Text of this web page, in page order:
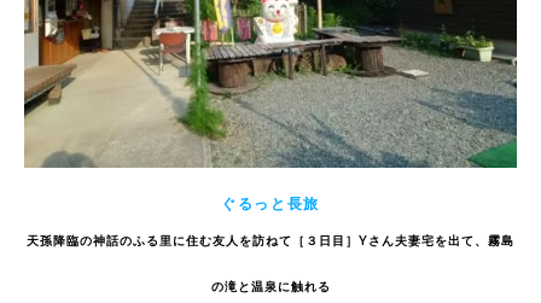
ぐるっと長旅
天孫降臨の神話のふる里に住む友人を訪ねて［３日目］Yさん夫妻宅を出て、霧島
の滝と温泉に触れる